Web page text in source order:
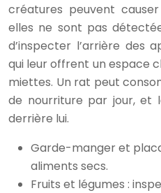
créatures peuvent
elles ne sont pas
d’inspecter l’arrière des
qui leur offrent un espace
miettes. Un rat peut
de nourriture par jour, et
derrière lui.
Garde-manger et
aliments secs.
Fruits et légumes :